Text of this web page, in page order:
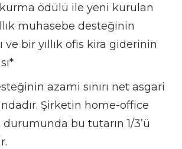
ödülü ile yeni kurulan
muhasebe desteğinin
ve bir yıllık ofis kira giderinin
azami sınırı net asgari
Şirketin home-office
durumunda bu tutarın 1/3’ü